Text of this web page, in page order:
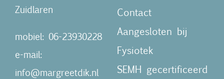
Zuidlaren
mobiel: 06-23930228
e-mail:
info@margreetdik.nl
Contact
Aangesloten bij
Fysiotek
SEMH gecertificeerd